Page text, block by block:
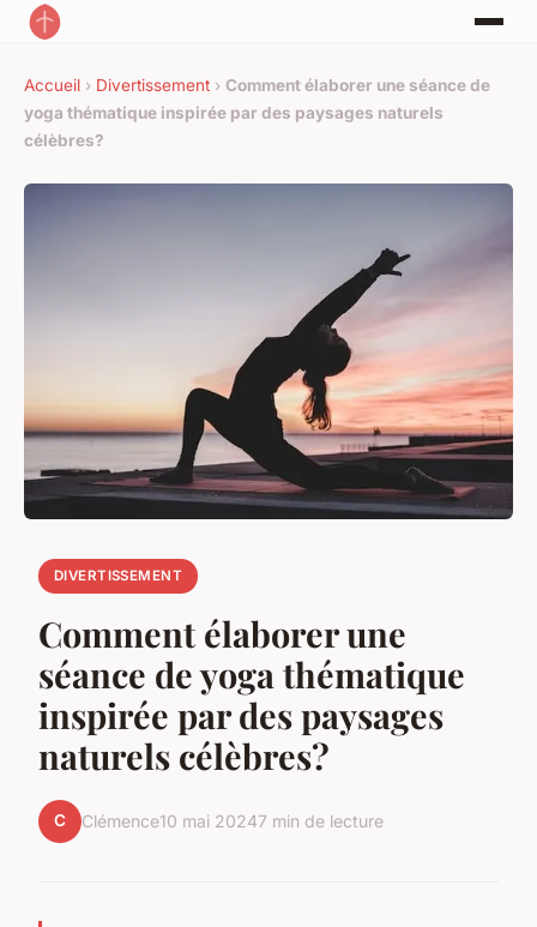
Accueil › Divertissement › Comment élaborer une séance de
yoga thématique inspirée par des paysages naturels
célèbres?
DIVERTISSEMENT
Comment élaborer une
séance de yoga thématique
inspirée par des paysages
naturels célèbres?
C Clémence10 mai 20247 min de lecture